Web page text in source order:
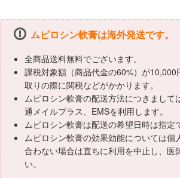
ムピロシン軟膏は海外発送です。
全商品送料無料でございます。
課税対象額（商品代金の60%）が10,000
取りの際に関税などがかかります。
ムピロシン軟膏の配送方法につきまして
通メイルプラス、EMSを利用します。
ムピロシン軟膏は配送の希望日時は指定
ムピロシン軟膏の効果効能については個
合わない場合は直ちに利用を中止し、医
い。